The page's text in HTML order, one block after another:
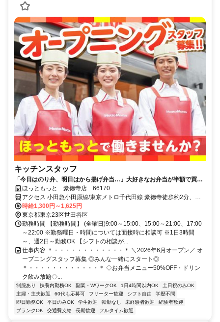
キッチンスタッフ
「今日はのり弁、明日はから揚げ弁当…」大好きなお弁当が半額で買え
るから、今日も働くのが楽しみだ。
ほっともっと 豪徳寺店 66170
アクセス 小田急小田原線/東京メトロ千代田線 豪徳寺徒歩約2分、東
急世田谷線 宮の坂三軒茶屋方面口徒歩約7分、小田急小田原線/東京メ
トロ千代田線 梅ヶ丘北口徒歩約9分
時給1,300円～1,625円
東京都東京23区世田谷区
勤務時間 【勤務時間】 (全曜日)9:00～15:00、15:00～21:00、17:00
～22:00 ※勤務曜日・時間については面接時に相談可 ※1日3時間
～、週2日～勤務OK 【シフトの相談が...
仕事内容 ＊・・・・・・・・・・・・＊ ＼2026年6月オープン／ オ
ープニングスタッフ募集 ◎みんな一緒にスタート◎
＊・・・・・・・・・・・・＊ ◇お弁当メニュー50%OFF・ドリン
ク飲み放題◇...
制服あり 扶養内勤務OK 副業・WワークOK 1日4時間以内OK
土日祝のみOK
主婦・主夫歓迎
60代も応募可 フリーター歓迎 シフト自由
学歴不問
即日勤務OK
平日のみOK 学生歓迎 転勤なし 未経験者歓迎
経験者歓迎
ブランクOK
交通費支給 長期歓迎 フルタイム歓迎